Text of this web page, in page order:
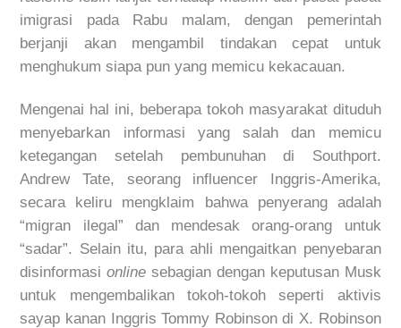
imigrasi pada Rabu malam, dengan pemerintah
berjanji akan mengambil tindakan cepat untuk
menghukum siapa pun yang memicu kekacauan.
Mengenai hal ini, beberapa tokoh masyarakat dituduh
menyebarkan informasi yang salah dan memicu
ketegangan setelah pembunuhan di Southport.
Andrew Tate, seorang influencer Inggris-Amerika,
secara keliru mengklaim bahwa penyerang adalah
“migran ilegal” dan mendesak orang-orang untuk
“sadar”. Selain itu, para ahli mengaitkan penyebaran
disinformasionline sebagian dengan keputusan Musk
untuk mengembalikan tokoh-tokoh seperti aktivis
sayap kanan Inggris Tommy Robinson di X. Robinson